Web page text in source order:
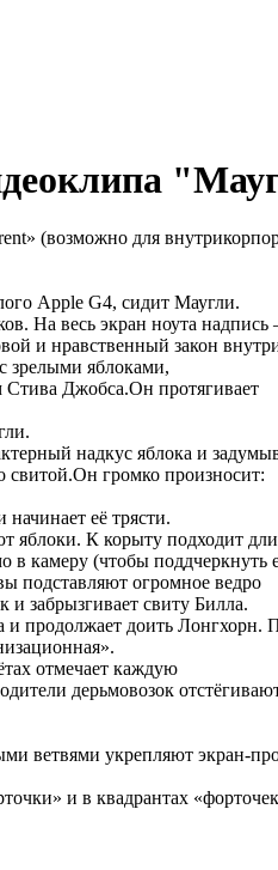
(возможно для
Apple G4, сидит Маугли.
На весь экран ноута
и нравственный закон
зрелыми яблоками,
Джобса.Он протягивает
надкус яблока и
свитой.Он громко произносит:
начинает её трясти.
К корыту подходит
камеру (чтобы
подставляют огромное ведро
забрызгивает свиту Билла.
продолжает доить
отмечает каждую
дерьмовозок
ветвями укрепляют экран-
и в квадрантах